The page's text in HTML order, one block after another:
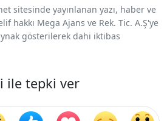
sitesinde yayınlanan yazı, haber ve
hakkı Mega Ajans ve Rek. Tic. A.Ş'ye
gösterilerek dahi iktibas
ile tepki ver